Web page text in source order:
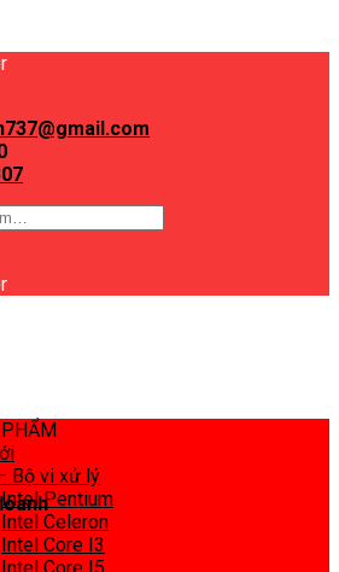
Bộ vi xử lý
Intel Pentium
Intel Celeron
Intel Core I3